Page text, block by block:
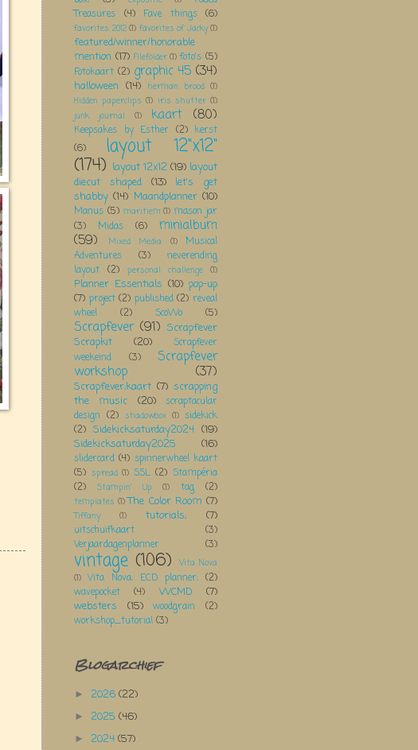
Treasures
(4) Fave things (6)
favorites 2012 (1) favorites of Jacky (1)
featured/winner/honorable
mention (17) Filefolder (1) foto's (5)
Fotokaart (2) graphic 45 (34)
halloween (14) herman brood (1)
Hidden paperclips (1) iris shutter (1)
junk journal
(1) kaart (80)
Keepsakes by Esther (2) kerst
(6)
layout 12"x12"
(174) layout 12x12 (19) layout
diecut shaped
(13)
let's get
shabby (14) Maandplanner (10)
Manus (5) maritiem (1) mason jar
(3)
Midas (6) minialbum
(59) Mixed Media (1)
Musical
Adventures
(3)
neverending
layout (2) personal challenge (1)
Planner Essentials (10) pop-up
(7) project (2) published (2) reveal
wheel
(2) ScoWo (5)
Scrapfever (91) Scrapfever
Scrapkit
(20)
Scrapfever
weekeind
(3) Scrapfever
workshop (37)
Scrapfever;kaart (7) scrapping
the music
(20)
scraptacular
design (2) shadowbox (1) sidekick
(2) Sidekicksaturday2024 (19)
Sidekicksaturday2025
(16)
slidercard (4) spinnerwheel kaart
(5) spread (1) SSL (2) Stampéria
(2)
Stampin' Up (1) tag (2)
templates (1) The Color Room (7)
Tiffany (1) tutorials; (7)
uitschuifkaart
(3)
Verjaardagenplanner
(3)
vintage (106)
Vita Nova
(1) Vita Nova; ECD planner; (2)
wavepocket
(4) WCMD
(7)
websters
(15) woodgrain
(2)
workshop_tutorial (3)
Blogarchief
► 2026 (22)
► 2025 (46)
► 2024 (57)